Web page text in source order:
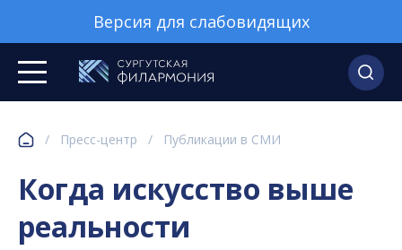
Версия для слабовидящих
/ Пресс-центр / Публикации в СМИ
Когда искусство выше
реальности